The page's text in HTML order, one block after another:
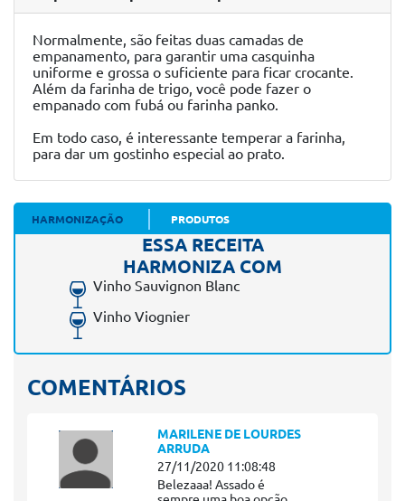
Normalmente, são feitas duas camadas de
empanamento, para garantir uma casquinha
uniforme e grossa o suficiente para ficar crocante.
Além da farinha de trigo, você pode fazer o
empanado com fubá ou farinha panko.
Em todo caso, é interessante temperar a farinha,
para dar um gostinho especial ao prato.
HARMONIZAÇÃO PRODUTOS
ESSA RECEITA
HARMONIZA COM
Vinho Sauvignon Blanc
Vinho Viognier
COMENTÁRIOS
MARILENE DE LOURDES
ARRUDA
27/11/2020 11:08:48
Belezaaa! Assado é